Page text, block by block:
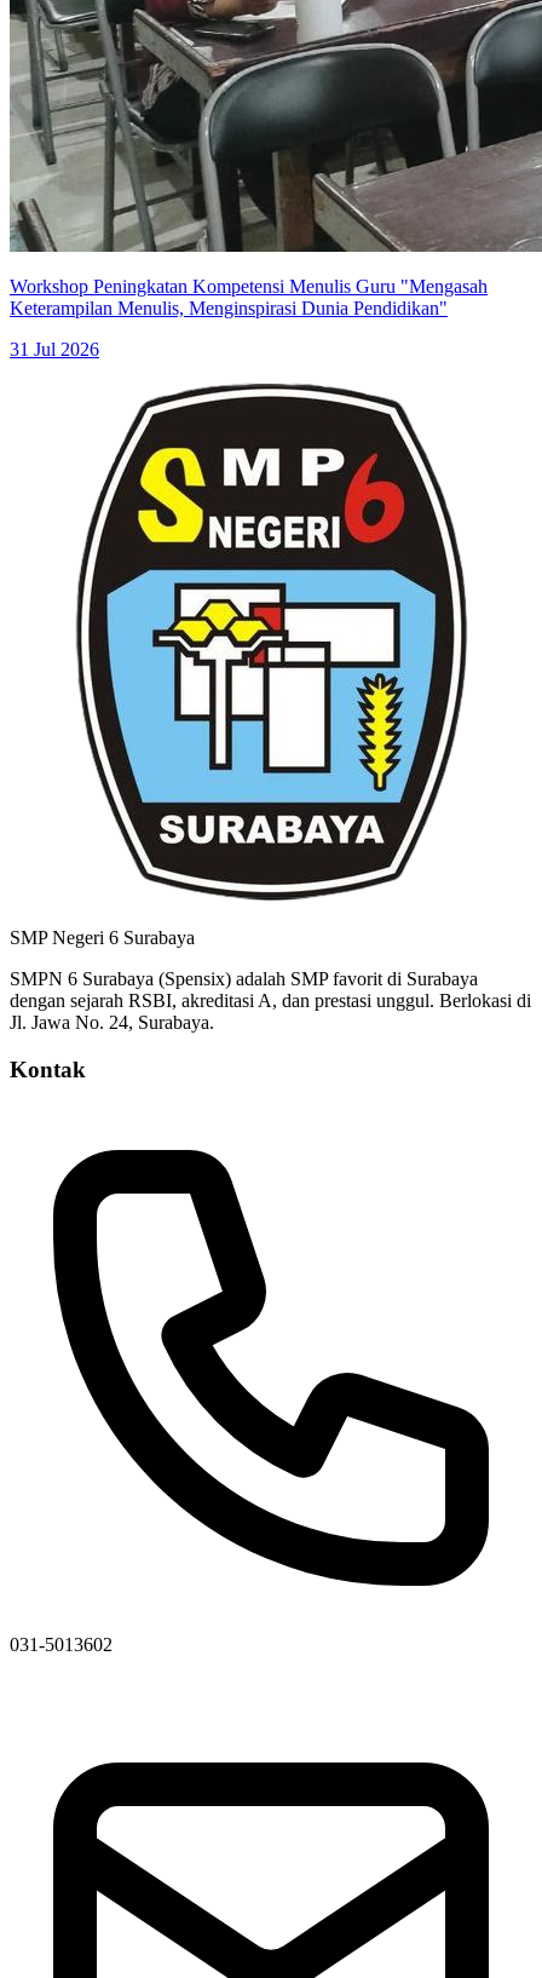
Workshop Peningkatan Kompetensi Menulis Guru "Mengasah
Keterampilan Menulis, Menginspirasi Dunia Pendidikan"
31 Jul 2026
SMP Negeri 6 Surabaya
SMPN 6 Surabaya (Spensix) adalah SMP favorit di Surabaya
dengan sejarah RSBI, akreditasi A, dan prestasi unggul. Berlokasi di
Jl. Jawa No. 24, Surabaya.
Kontak
031-5013602